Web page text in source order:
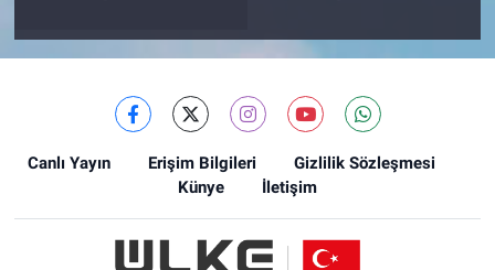
Canlı Yayın Erişim Bilgileri
Gizlilik Sözleşmesi
Künye
İletişim